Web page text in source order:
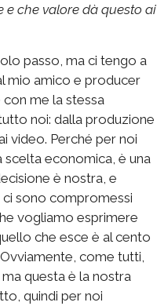
che valore dà questo ai
passo, ma ci tengo a
mio amico e producer
me la stessa
noi: dalla produzione
video. Perché per noi
scelta economica, è una
è nostra, e
ci sono compromessi
vogliamo esprimere
che esce è al cento
come tutti,
questa è la nostra
quindi per noi